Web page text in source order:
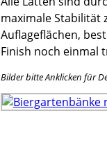
maximale Stabilität
Auflageflächen,
Finish noch einmal
Bilder bitte Anklicken für